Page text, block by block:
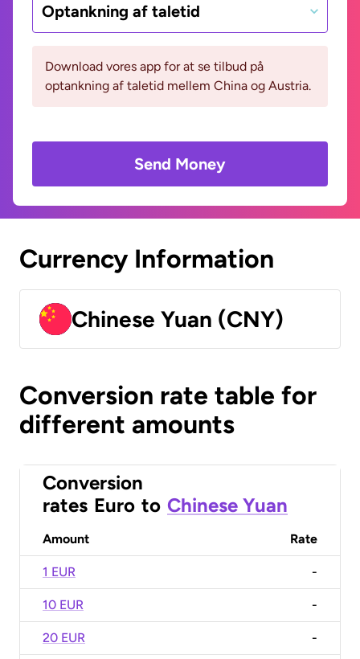
Optankning af taletid
Download vores app for at se tilbud på
optankning af taletid mellem China og Austria.
Send Money
Currency Information
Chinese Yuan (CNY)
Conversion rate table for
different amounts
Conversion
rates Euro to Chinese Yuan
Amount Rate
1 EUR -
10 EUR -
20 EUR -